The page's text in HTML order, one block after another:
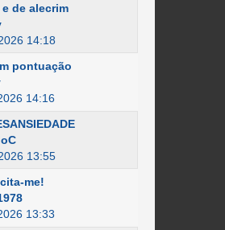
de alecrim
14:18
pontuação
14:16
13:55
me!
13:33